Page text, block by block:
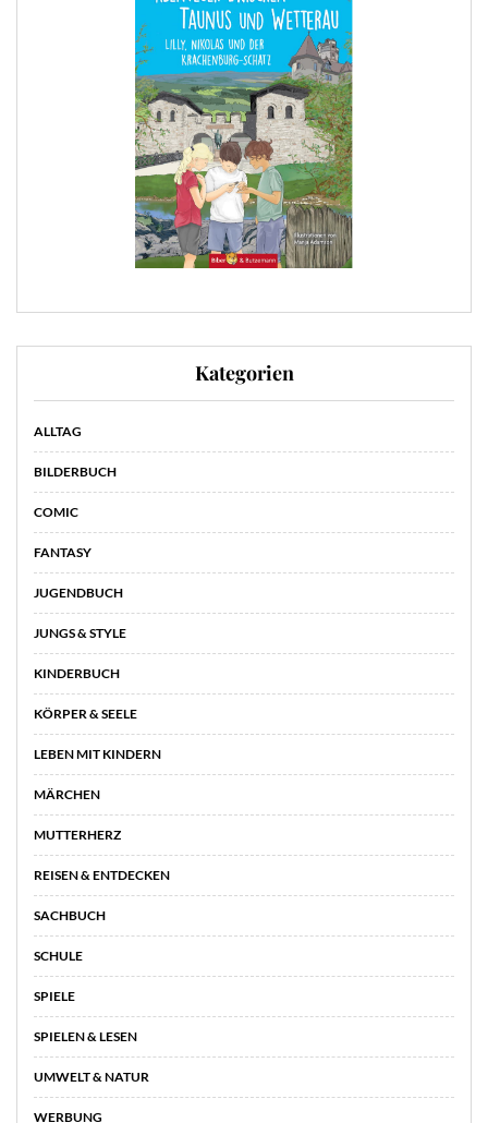
Kategorien
ALLTAG
BILDERBUCH
COMIC
FANTASY
JUGENDBUCH
JUNGS & STYLE
KINDERBUCH
KÖRPER & SEELE
LEBEN MIT KINDERN
MÄRCHEN
MUTTERHERZ
REISEN & ENTDECKEN
SACHBUCH
SCHULE
SPIELE
SPIELEN & LESEN
UMWELT & NATUR
WERBUNG